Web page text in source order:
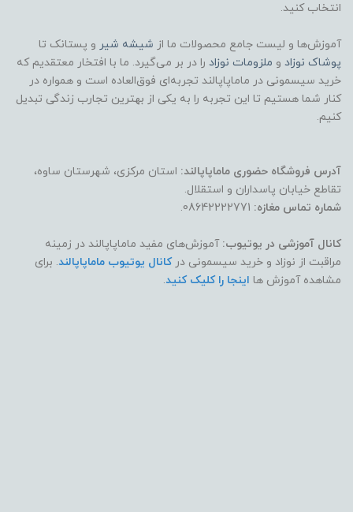
انتخاب کنید.
آموزش‌ها و لیست جامع محصولات ما از شیشه شیر و پستانک تا
پوشاک نوزاد و ملزومات نوزاد را در بر می‌گیرد. ما با افتخار معتقدیم که
خرید سیسمونی در ماماپاپالند تجربه‌ای فوق‌العاده است و همواره در
کنار شما هستیم تا این تجربه را به یکی از بهترین تجارب زندگی تبدیل
کنیم.
آدرس فروشگاه حضوری ماماپاپالند: استان مرکزی، شهرستان ساوه،
تقاطع خیابان پاسداران و استقلال.
شماره تماس مغازه:
کانال آموزشی در یوتیوب: آموزش‌های مفید ماماپاپالند در زمینه
مراقبت از نوزاد و خرید سیسمونی درکانال یوتیوب ماماپاپالند. برای
مشاهده آموزش ها اینجا را کلیک کنید.